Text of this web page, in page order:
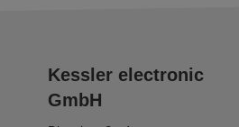
Kessler electronic
GmbH